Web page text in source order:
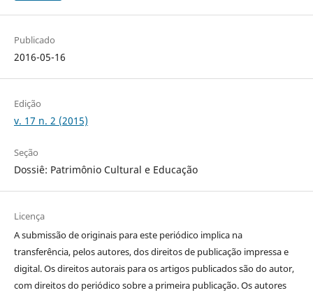
Publicado
2016-05-16
Edição
v. 17 n. 2 (2015)
Seção
Dossiê: Patrimônio Cultural e Educação
Licença
A submissão de originais para este periódico implica na
transferência, pelos autores, dos direitos de publicação impressa e
digital. Os direitos autorais para os artigos publicados são do autor,
com direitos do periódico sobre a primeira publicação. Os autores